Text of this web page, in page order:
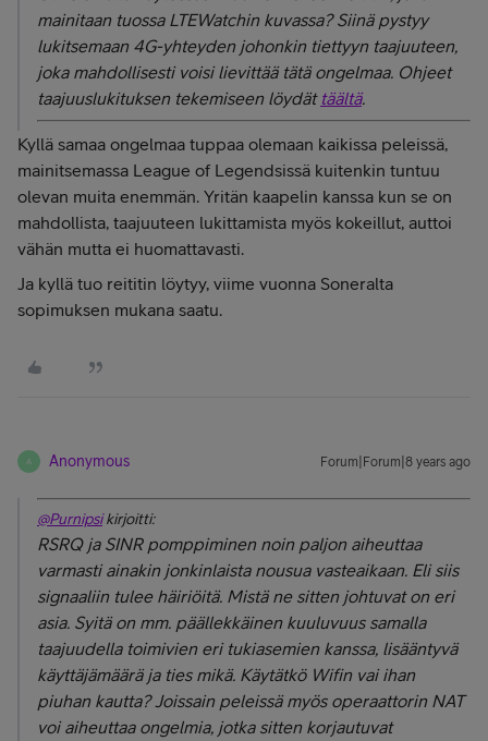
mainitaan tuossa LTEWatchin kuvassa? Siinä pystyy
lukitsemaan 4G-yhteyden johonkin tiettyyn taajuuteen,
joka mahdollisesti voisi lievittää tätä ongelmaa. Ohjeet
taajuuslukituksen tekemiseen löydät täältä.
Kyllä samaa ongelmaa tuppaa olemaan kaikissa peleissä,
mainitsemassa League of Legendsissä kuitenkin tuntuu
olevan muita enemmän. Yritän kaapelin kanssa kun se on
mahdollista, taajuuteen lukittamista myös kokeillut, auttoi
vähän mutta ei huomattavasti.
Ja kyllä tuo reititin löytyy, viime vuonna Soneralta
sopimuksen mukana saatu.
A Anonymous Forum|Forum|8 years ago
@Purnipsikirjoitti:
RSRQ ja SINR pomppiminen noin paljon aiheuttaa
varmasti ainakin jonkinlaista nousua vasteaikaan. Eli siis
signaaliin tulee häiriöitä. Mistä ne sitten johtuvat on eri
asia. Syitä on mm. päällekkäinen kuuluvuus samalla
taajuudella toimivien eri tukiasemien kanssa, lisääntyvä
käyttäjämäärä ja ties mikä. Käytätkö Wifin vai ihan
piuhan kautta? Joissain peleissä myös operaattorin NAT
voi aiheuttaa ongelmia, jotka sitten korjautuvat